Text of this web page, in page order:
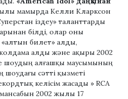
мамырда Келли Кларксон
іздеу» таланттарды
білді, олар оны
билет» алды,
алды және ақыры 2002
шоудың алғашқы маусымының
сәтті қызметі
келісім жасады » RCA
2002 жылы 17